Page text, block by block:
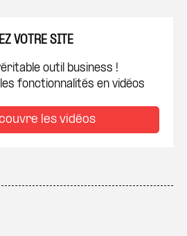
VOTRE SITE
outil business !
fonctionnalités en vidéos
les vidéos